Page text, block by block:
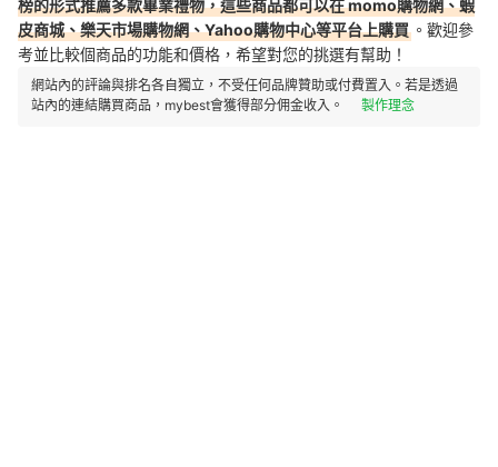
榜的形式推薦多款畢業禮物，這些商品都可以在 momo購物網、蝦
皮商城、樂天市場購物網、Yahoo購物中心等平台上購買 。歡迎參
考並比較個商品的功能和價格，希望對您的挑選有幫助！
網站內的評論與排名各自獨立，不受任何品牌贊助或付費置入。若是透過
站內的連結購買商品，mybest會獲得部分佣金收入。
製作理念